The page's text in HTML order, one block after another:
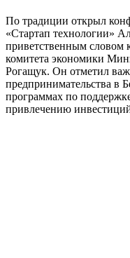
По традиции открыл
«Стартап технологии»
приветственным словом
комитета экономики
Рогащук. Он отметил
предпринимательства в
программах по
привлечению